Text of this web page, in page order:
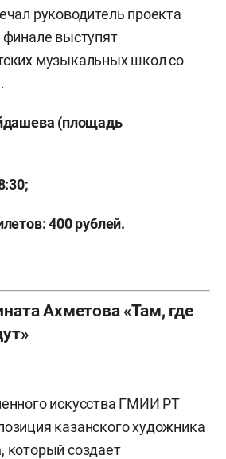
руководитель проекта
финале выступят
музыкальных школ со
(площадь
400 рублей.
Ахметова «Там, где
искусства ГМИИ РТ
казанского художника
, который создает